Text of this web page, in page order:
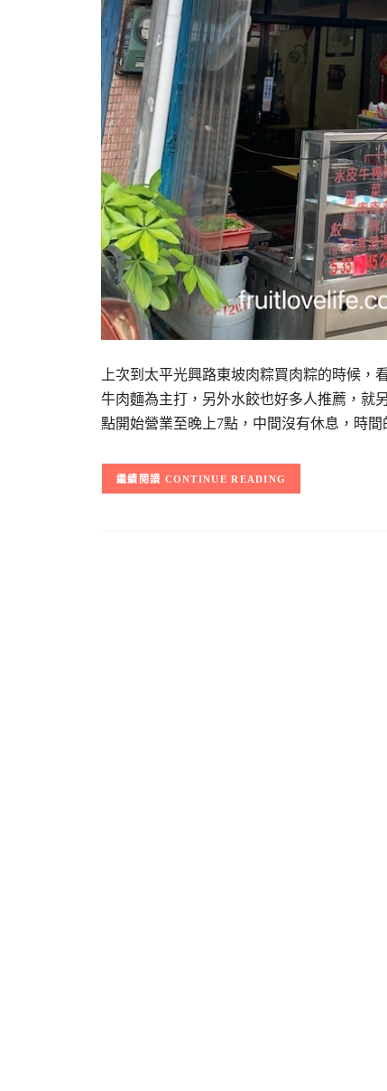
上次到太平光興路東坡肉粽買肉粽的時候
牛肉麵為主打，另外水餃也好多人推薦，就
點開始營業至晚上7點，中間沒有休息，時
CONTINUE READING